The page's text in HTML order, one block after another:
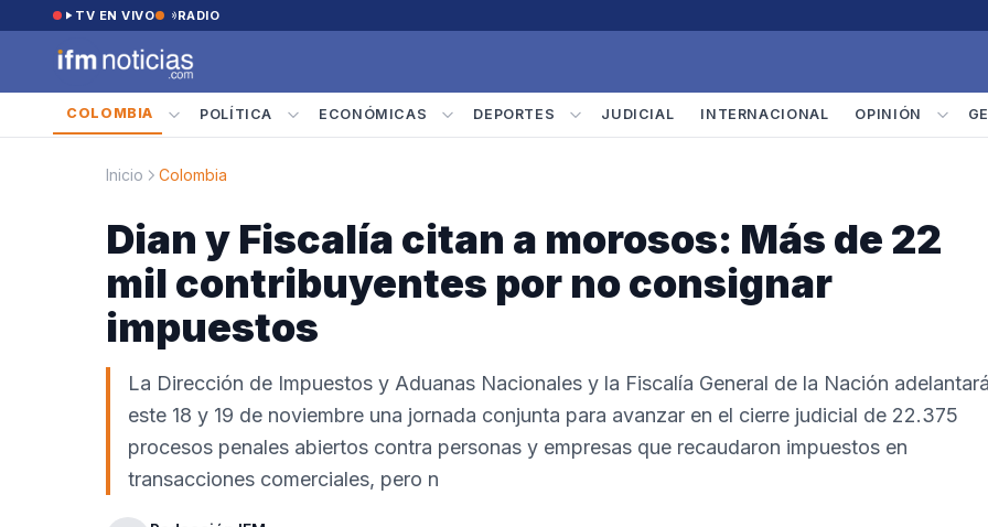
Saltar al contenido
TV EN VIVO RADIO
COLOMBIA POLÍTICA ECONÓMICAS DEPORTES JUDICIAL INTERNACIONAL OPINIÓN
Inicio Colombia
Dian y Fiscalía citan a morosos: Más de 22
mil contribuyentes por no consignar
impuestos
La Dirección de Impuestos y Aduanas Nacionales y la Fiscalía General de la Nación
este 18 y 19 de noviembre una jornada conjunta para avanzar en el cierre judicial de 22.375
procesos penales abiertos contra personas y empresas que recaudaron impuestos en
transacciones comerciales, pero n